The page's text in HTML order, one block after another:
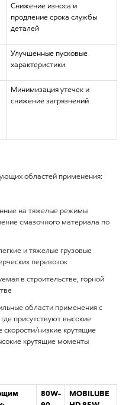
Снижение износа и
продление срока службы
деталей
Улучшенные пусковые
характеристики
Минимизация утечек и
снижение загрязнений
областей применения:
на тяжелые режимы
смазочного материала по
и тяжелые грузовые
перевозок
в строительстве, горной
области применения с
присутствуют высокие
скорости/низкие крутящие
крутящие моменты
80W-
MOBILUBE